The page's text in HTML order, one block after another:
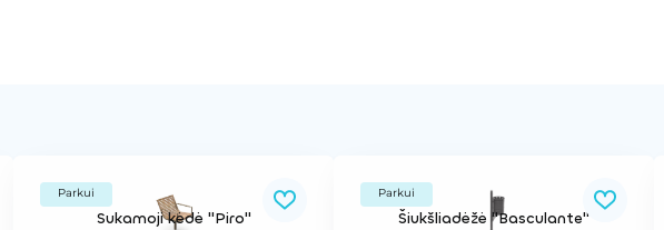
Parkui
Sukamoji kėdė "Piro"
Parkui
Šiukšliadėžė "Basculante"